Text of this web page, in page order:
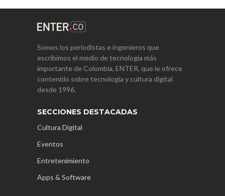
Somos los periodistas e ingenieros que
escribimos el medio de tecnología más
importante de Colombia, ENTER, que le ofrece
contenido sobre tecnología y cultura digital
desde 1996.
SECCIONES DESTACADAS
Cultura Digital
Eventos
Entretenimiento
Apps & Software